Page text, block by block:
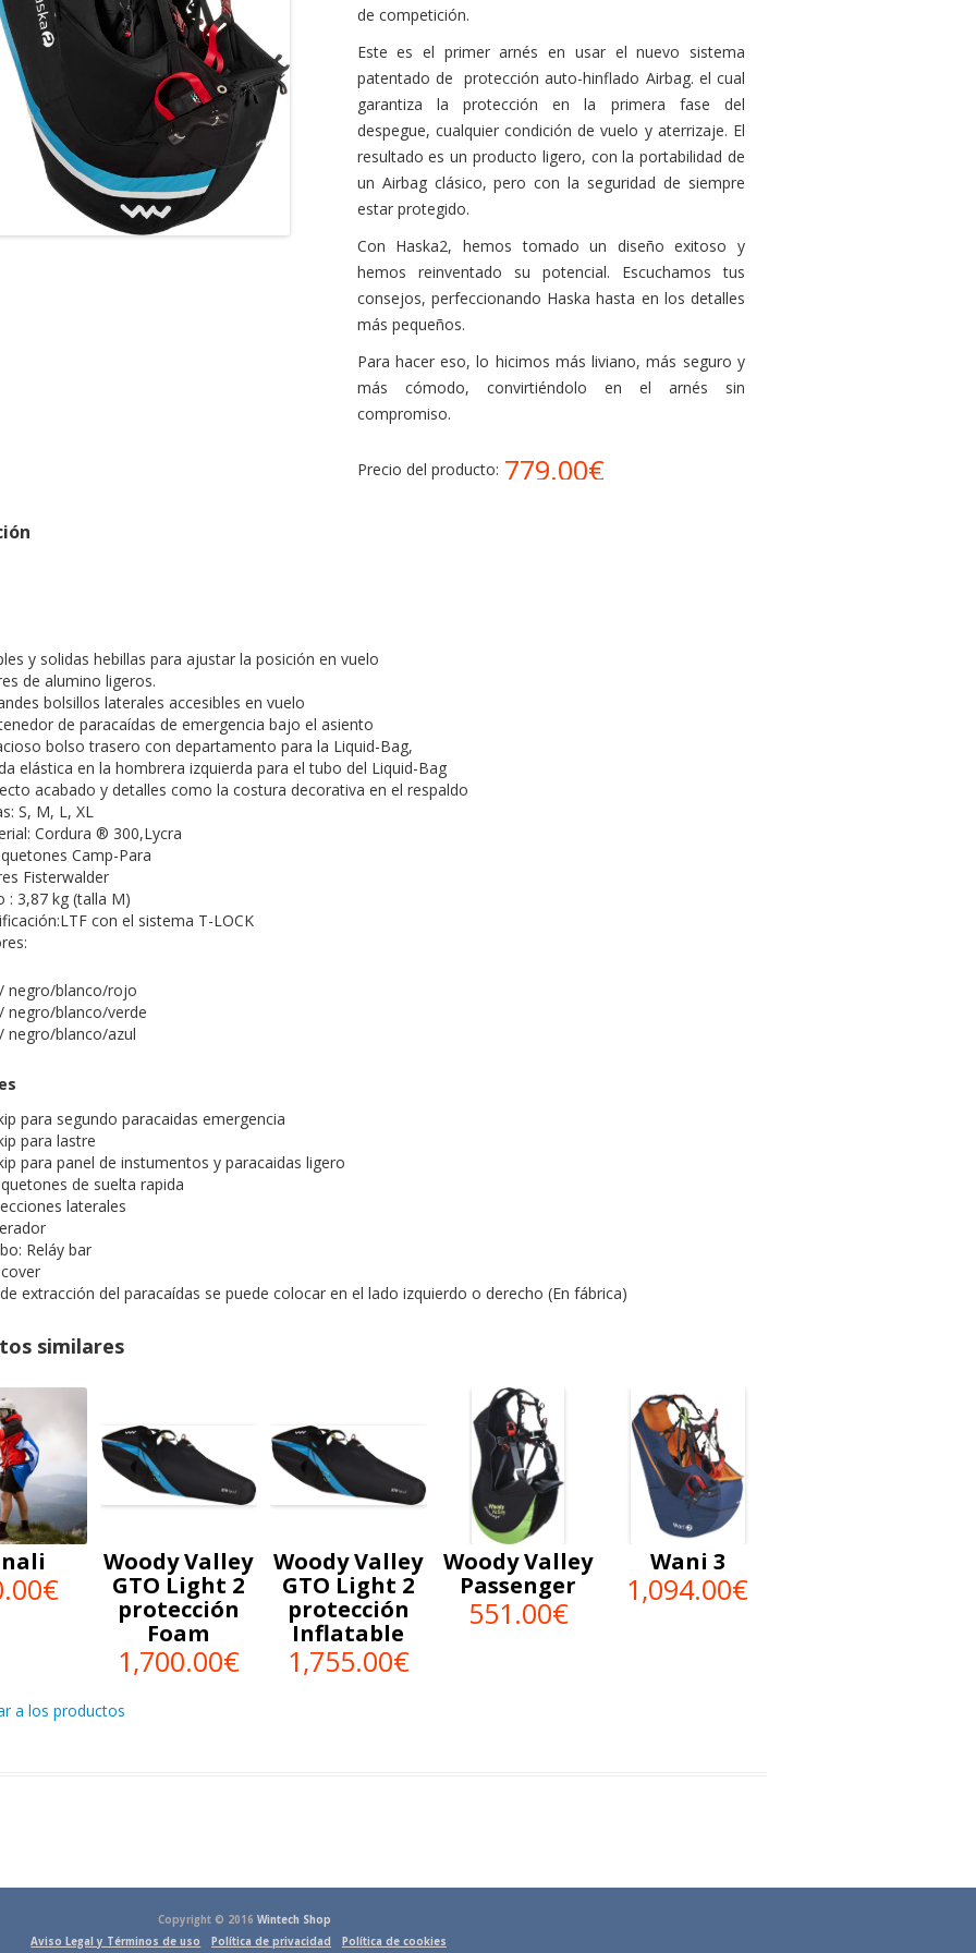
para paracaídas
de competición.
Este es el primer arnés en usar el nuevo sistema
patentado de protección auto-hinflado Airbag. el cual
garantiza la protección en la primera fase del
despegue, cualquier condición de vuelo y aterrizaje. El
resultado es un producto ligero, con la portabilidad de
un Airbag clásico, pero con la seguridad de siempre
estar protegido.
Con Haska2, hemos tomado un diseño exitoso y
hemos reinventado su potencial. Escuchamos tus
consejos, perfeccionando Haska hasta en los detalles
más pequeños.
Para hacer eso, lo hicimos más liviano, más seguro y
más cómodo, convirtiéndolo en el arnés sin
compromiso.
Precio del producto: 779.00€
y solidas hebillas para ajustar la posición en vuelo
de alumino ligeros.
bolsillos laterales accesibles en vuelo
de paracaídas de emergencia bajo el asiento
bolso trasero con departamento para la Liquid-Bag,
elástica en la hombrera izquierda para el tubo del Liquid-Bag
acabado y detalles como la costura decorativa en el respaldo
S, M, L, XL
Cordura ® 300,Lycra
Camp-Para
Fisterwalder
: 3,87 kg (talla M)
con el sistema T-LOCK
negro/blanco/rojo
negro/blanco/verde
negro/blanco/azul
para segundo paracaidas emergencia
para lastre
para panel de instumentos y paracaidas ligero
de suelta rapida
laterales
Reláy bar
extracción del paracaídas se puede colocar en el lado izquierdo o derecho (En fábrica)
similares
Woody Valley
GTO Light 2
protección
Foam
1,700.00€
Woody Valley
GTO Light 2
protección
Inflatable
1,755.00€
Woody Valley
Passenger
551.00€
Wani 3
1,094.00€
a los productos
Copyright © 2016 Wintech Shop
Aviso Legal y Términos de uso
Política de privacidad Política de cookies